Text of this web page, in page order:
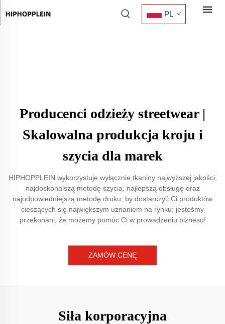
PL
Producenci odzieży streetwear |
Skalowalna produkcja kroju i
szycia dla marek
HIPHOPPLEIN wykorzystuje wyłącznie tkaniny najwyższej jakości,
najdoskonalszą metodę szycia, najlepszą obsługę oraz
najodpowiedniejszą metodę druku, by dostarczyć Ci produktów
cieszących się największym uznaniem na rynku; jesteśmy
przekonani, że możemy pomóc Ci w prowadzeniu biznesu!
ZAMÓW CENĘ
Siła korporacyjna